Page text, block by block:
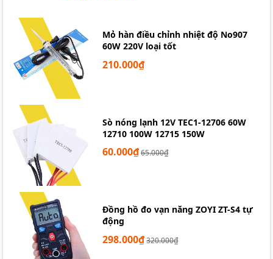
Mạch Tăng Áp Hạ áp USB Hiển Thị
Mạch Tăng Áp - Hạ áp USB Hiển Thị Led
với kích thước nhỏ gọn, giao diện ngõ vào cổng USB và
Micro USB phổ biến, ngõ ra jack domino 2 pin giúp bạn
Mỏ hàn điều chỉnh nhiệt độ No907
60W 220V loại tốt
210.000₫
Sò nóng lạnh 12V TEC1-12706 60W
12710 100W 12715 150W
60.000₫65.000₫
Đồng hồ đo vạn năng ZOYI ZT-S4 tự
động
298.000₫320.000₫